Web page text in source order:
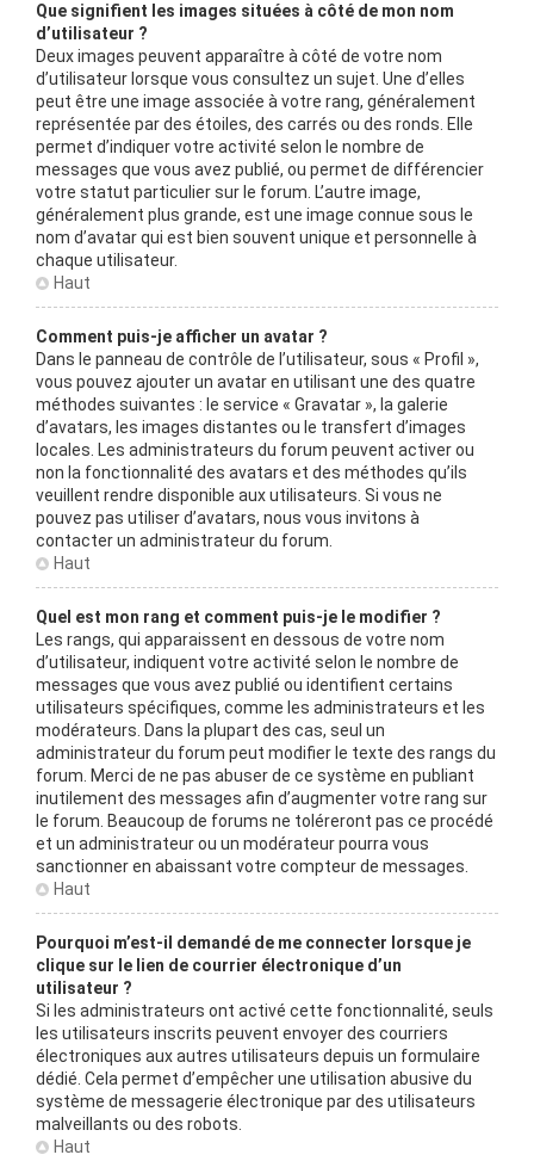
Que signifient les images situées à côté de mon nom
d’utilisateur ?
Deux images peuvent apparaître à côté de votre nom
d’utilisateur lorsque vous consultez un sujet. Une d’elles
peut être une image associée à votre rang, généralement
représentée par des étoiles, des carrés ou des ronds. Elle
permet d’indiquer votre activité selon le nombre de
messages que vous avez publié, ou permet de différencier
votre statut particulier sur le forum. L’autre image,
généralement plus grande, est une image connue sous le
nom d’avatar qui est bien souvent unique et personnelle à
chaque utilisateur.
Haut
Comment puis-je afficher un avatar ?
Dans le panneau de contrôle de l’utilisateur, sous « Profil »,
vous pouvez ajouter un avatar en utilisant une des quatre
méthodes suivantes : le service « Gravatar », la galerie
d’avatars, les images distantes ou le transfert d’images
locales. Les administrateurs du forum peuvent activer ou
non la fonctionnalité des avatars et des méthodes qu’ils
veuillent rendre disponible aux utilisateurs. Si vous ne
pouvez pas utiliser d’avatars, nous vous invitons à
contacter un administrateur du forum.
Haut
Quel est mon rang et comment puis-je le modifier ?
Les rangs, qui apparaissent en dessous de votre nom
d’utilisateur, indiquent votre activité selon le nombre de
messages que vous avez publié ou identifient certains
utilisateurs spécifiques, comme les administrateurs et les
modérateurs. Dans la plupart des cas, seul un
administrateur du forum peut modifier le texte des rangs du
forum. Merci de ne pas abuser de ce système en publiant
inutilement des messages afin d’augmenter votre rang sur
le forum. Beaucoup de forums ne toléreront pas ce procédé
et un administrateur ou un modérateur pourra vous
sanctionner en abaissant votre compteur de messages.
Haut
Pourquoi m’est-il demandé de me connecter lorsque je
clique sur le lien de courrier électronique d’un
utilisateur ?
Si les administrateurs ont activé cette fonctionnalité, seuls
les utilisateurs inscrits peuvent envoyer des courriers
électroniques aux autres utilisateurs depuis un formulaire
dédié. Cela permet d’empêcher une utilisation abusive du
système de messagerie électronique par des utilisateurs
malveillants ou des robots.
Haut